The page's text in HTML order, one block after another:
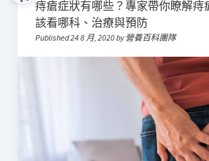
痔瘡症狀有哪些？專家帶你瞭解痔
該看哪科、治療與預防
Published 24 8 月, 2020 by 營養百科團隊